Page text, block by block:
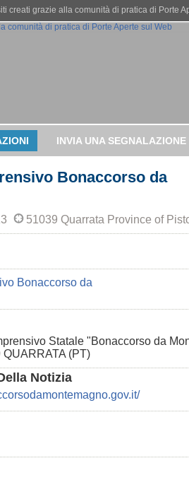
creati grazie alla comunità di pratica di Porte
INVIA UNA SEGNALAZIONE
Bonaccorso da
51039 Quarrata Province of
Statale "Bonaccorso da
QUARRATA (PT)
Notizia